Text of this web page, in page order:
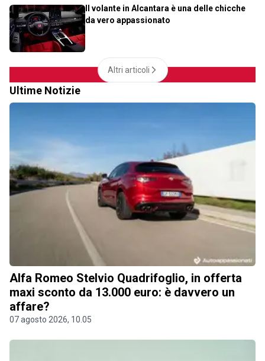
Il volante in Alcantara è una delle chicche
da vero appassionato
Altri articoli
Ultime Notizie
Alfa Romeo Stelvio Quadrifoglio, in offerta
maxi sconto da 13.000 euro: è davvero un
affare?
07 agosto 2026, 10.05